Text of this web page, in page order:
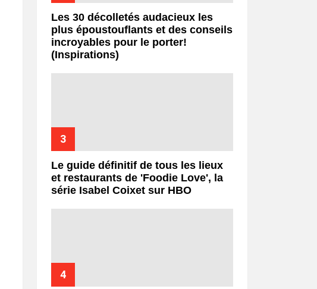
Les 30 décolletés audacieux les
plus époustouflants et des conseils
incroyables pour le porter!
(Inspirations)
Le guide définitif de tous les lieux
et restaurants de 'Foodie Love', la
série Isabel Coixet sur HBO